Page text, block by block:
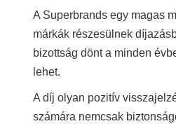
A Superbrands egy magas
márkák részesülnek
bizottság dönt a minden
lehet.
A díj olyan pozitív
számára nemcsak